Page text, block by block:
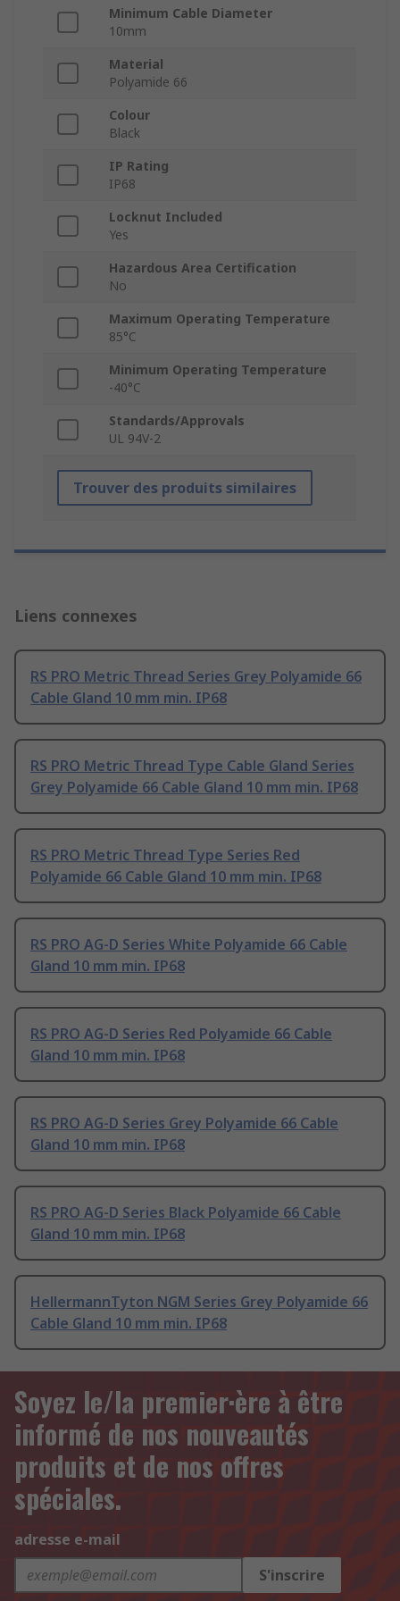
Minimum Cable Diameter
10mm
Material
Polyamide 66
Colour
Black
IP Rating
IP68
Locknut Included
Yes
Hazardous Area Certification
No
Maximum Operating Temperature
85°C
Minimum Operating Temperature
-40°C
Standards/Approvals
UL 94V-2
Trouver des produits similaires
Liens connexes
RS PRO Metric Thread Series Grey Polyamide 66
Cable Gland 10 mm min. IP68
RS PRO Metric Thread Type Cable Gland Series
Grey Polyamide 66 Cable Gland 10 mm min. IP68
RS PRO Metric Thread Type Series Red
Polyamide 66 Cable Gland 10 mm min. IP68
RS PRO AG-D Series White Polyamide 66 Cable
Gland 10 mm min. IP68
RS PRO AG-D Series Red Polyamide 66 Cable
Gland 10 mm min. IP68
RS PRO AG-D Series Grey Polyamide 66 Cable
Gland 10 mm min. IP68
RS PRO AG-D Series Black Polyamide 66 Cable
Gland 10 mm min. IP68
HellermannTyton NGM Series Grey Polyamide 66
Cable Gland 10 mm min. IP68
Soyez le/la premier·ère à être
informé de nos nouveautés
produits et de nos offres
spéciales.
adresse e-mail
S'inscrire